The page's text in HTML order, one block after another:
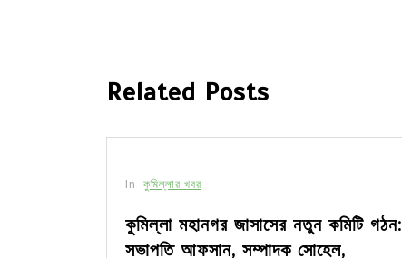
Related Posts
In কুমিল্লার খবর
কুমিল্লা মহানগর জাসাসের নতুন কমিটি গঠন:
সভাপতি আফসান, সম্পাদক সোহেল,